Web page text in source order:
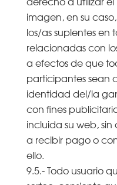
imagen, en su
los/as suplentes
relacionadas con
a efectos de que
participantes sean
identidad del/la
con fines
incluida su web,
a recibir pago o
ello.
9.5.- Todo usuario